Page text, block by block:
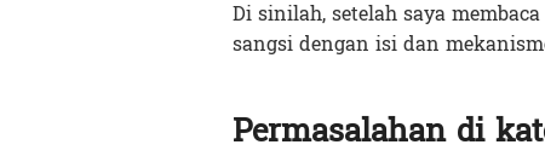
Di sinilah, setelah saya
sangsi dengan isi dan
Permasalahan di